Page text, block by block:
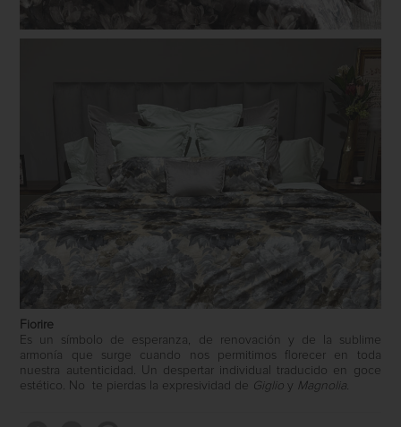
Fiorire
Es un símbolo de esperanza, de renovación y de la sublime
armonía que surge cuando nos permitimos florecer en toda
nuestra autenticidad. Un despertar individual traducido en goce
estético. No te pierdas la expresividad de Giglioy Magnolia.